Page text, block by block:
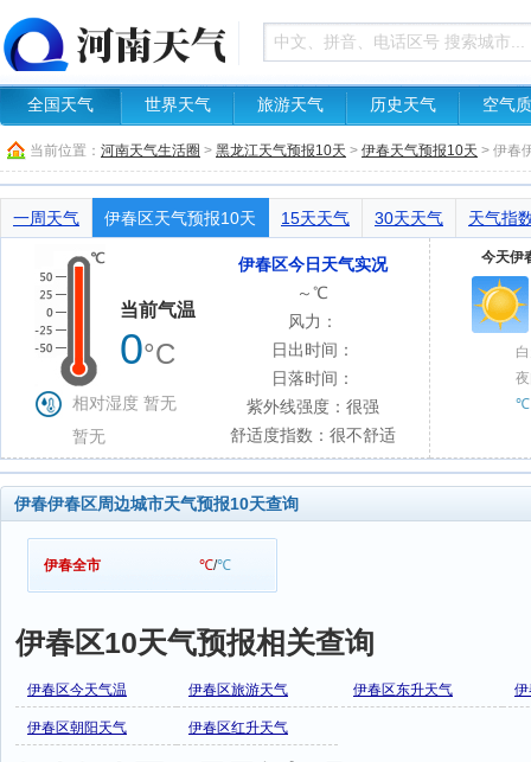
全国天气 世界天气 旅游天气 历史天气 空气
当前位置： 河南天气生活圈 > 黑龙江天气预报10天 > 伊春天气预报10天 > 伊春
一周天气 伊春区天气预报10天 15天天气 30天天气 天气指
当前气温
0°C
相对湿度 暂无
暂无
伊春区今日天气实况
～℃
风力：
日出时间：
日落时间：
紫外线强度：很强
舒适度指数：很不舒适
今天伊
℃
伊春伊春区周边城市天气预报10天查询
伊春全市 ℃/℃
伊春区10天气预报相关查询
伊春区今天气温 伊春区旅游天气 伊春区东升天气
伊春区朝阳天气 伊春区红升天气